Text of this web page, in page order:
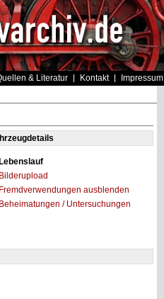
& Literatur Kontakt Impressum
Lebenslauf
Bilderupload
Fremdverwendungen ausblenden
Beheimatungen / Untersuchungen